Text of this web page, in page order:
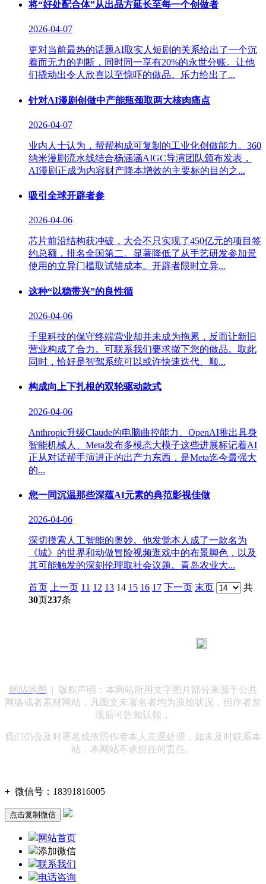
将“好处配合体”从出品方延长至每一个创做者
2026-04-07
更对当前最热的话题AI取实人短剧的关系给出了一个沉
着而无力的判断，同时同一享有20%的永世分账。让他
们撬动出令人欣喜以至惊吓的做品。乐力给出了...
针对AI漫剧创做中产能瓶颈取两大核肉痛点
2026-04-07
业内人士认为，帮帮构成可复制的工业化创做能力。360
纳米漫剧流水线结合杨涵涵AIGC导演团队颁布发表，
AI漫剧正成为内容财产降本增效的主要标的目的之...
吸引全球开辟者参
2026-04-06
芯片前沿结构获冲破，大会不只实现了450亿元的项目签
约总额，排名全国第二。显著降低了从手艺研发参加景
使用的立异门槛取试错成本。开辟者限时立异...
这种“以稳带兴”的良性循
2026-04-06
千里科技的保守终端营业却并未成为拖累，反而让新旧
营业构成了合力。可联系我们要求撤下您的做品。取此
同时，恰好是智驾系统可以或许快速迭代、顺...
构成向上下扎根的双轮驱动款式
2026-04-06
Anthropic升级Claude的电脑曲控能力、OpenAI推出具身
智能机械人、Meta发布多模态大模子这些进展标记着AI
正从对话帮手演进正的出产力东西，是Meta迄今最强大
的...
您一同沉温那些深蕴AI元素的典范影视佳做
2026-04-06
深切摸索人工智能的奥妙。他发觉本人成了一款名为
《城》的世界和动做冒险视频逛戏中的布景脚色，以及
其可能触发的深刻伦理取社会议题。青岛农业大...
首页 上一页 11 12 13 14 15 16 17 下一页 末页
共
30页237条
网站地图
| 版权声明：本网站所用文字图片部分来源于公共
网络或者素材网站，凡图文未署名者均为原始状况，但作者发
现后可告知认领，
我们仍会及时署名或依照作者本人意愿处理，如未及时联系本
站，本网站不承担任何责任。
+ 微信号： 18391816005
点击复制微信
网站首页
添加微信
联系我们
电话咨询